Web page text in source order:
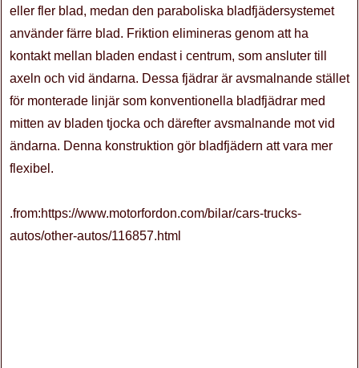
eller fler blad, medan den paraboliska bladfjädersystemet
använder färre blad. Friktion elimineras genom att ha
kontakt mellan bladen endast i centrum, som ansluter till
axeln och vid ändarna. Dessa fjädrar är avsmalnande stället
för monterade linjär som konventionella bladfjädrar med
mitten av bladen tjocka och därefter avsmalnande mot vid
ändarna. Denna konstruktion gör bladfjädern att vara mer
flexibel.
.from:https://www.motorfordon.com/bilar/cars-trucks-
autos/other-autos/116857.html